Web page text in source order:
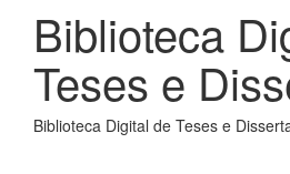
Biblioteca
Teses e
Biblioteca Digital de Teses e